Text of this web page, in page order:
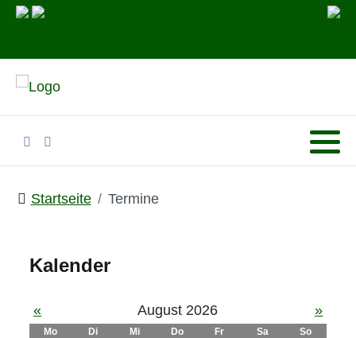
Startseite Termine
Kalender
« August 2026 »
Mo Di Mi Do Fr Sa
So